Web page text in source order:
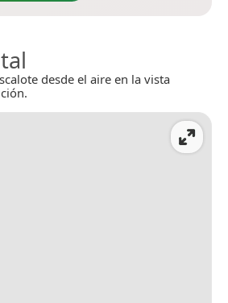
desde el aire en la vista